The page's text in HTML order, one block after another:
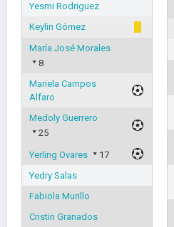
Yesmi Rodriguez
Keylin Gómez
María José Morales
8
Mariela Campos
Alfaro
Medoly Guerrero
25
Yerling Ovares
17
Yedry Salas
Fabiola Murillo
Cristin Granados